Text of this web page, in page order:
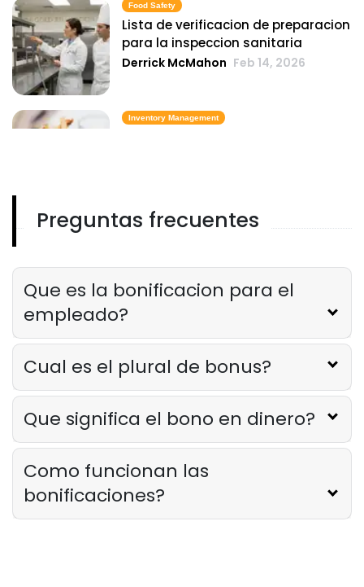
Food Safety
Lista de verificacion de preparacion
para la inspeccion sanitaria
Derrick McMahon Feb 14, 2026
Inventory Management
capacitacion del personal del
restaurante
Derrick McMahon Feb 12, 2026
Food Safety
Lista de verificacion de seguridad
Derrick McMahon Feb 11, 2026
Como saber si su restaurante ha
superado su oferta tecnologica
Preguntas frecuentes
Que es la bonificacion para el
empleado?
Cual es el plural de bonus?
Que significa el bono en dinero?
Como funcionan las
bonificaciones?